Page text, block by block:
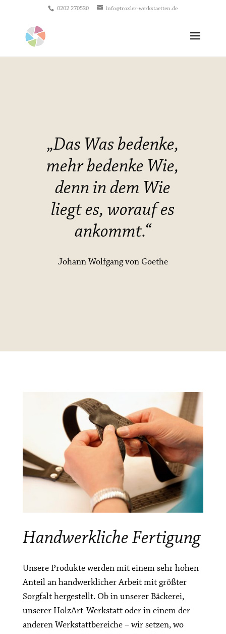
0202 270530 info@troxler-werkstaetten.de
„Das Was bedenke,
mehr bedenke Wie,
denn in dem Wie
liegt es, worauf es
ankommt.“
Johann Wolfgang von Goethe
Handwerkliche Fertigung
Unsere Produkte werden mit einem sehr hohen
Anteil an handwerklicher Arbeit mit größter
Sorgfalt hergestellt. Ob in unserer Bäckerei,
unserer HolzArt-Werkstatt oder in einem der
anderen Werkstattbereiche – wir setzen, wo